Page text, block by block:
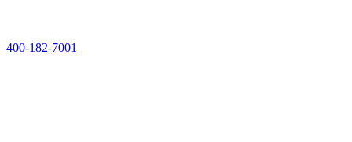
400-182-7001